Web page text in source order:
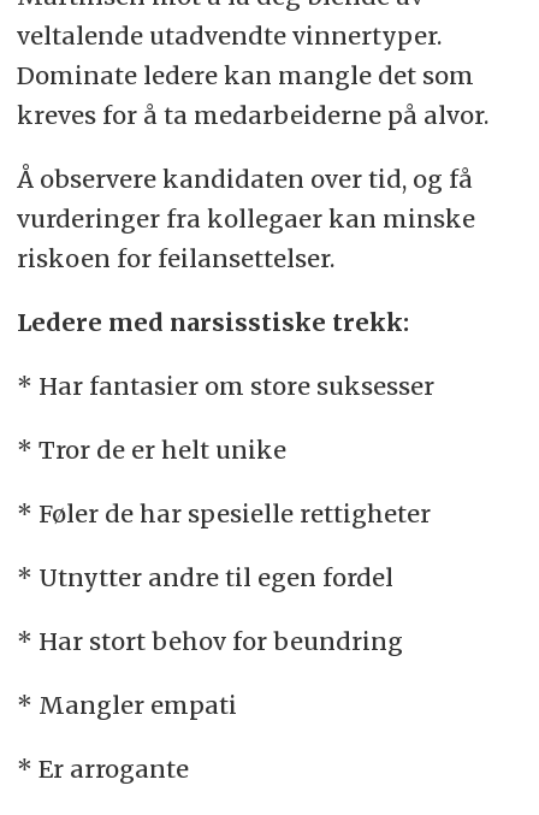
veltalende utadvendte vinnertyper.
Dominate ledere kan mangle det som
kreves for å ta medarbeiderne på alvor.
Å observere kandidaten over tid, og få
vurderinger fra kollegaer kan minske
riskoen for feilansettelser.
Ledere med narsisstiske trekk:
* Har fantasier om store suksesser
* Tror de er helt unike
* Føler de har spesielle rettigheter
* Utnytter andre til egen fordel
* Har stort behov for beundring
* Mangler empati
* Er arrogante